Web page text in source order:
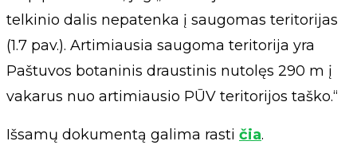
telkinio dalis nepatenka į saugomas teritorijas
(1.7 pav.). Artimiausia saugoma teritorija yra
Paštuvos botaninis draustinis nutolęs 290 m į
vakarus nuo artimiausio PŪV teritorijos taško.“
Išsamų dokumentą galima rasti čia.